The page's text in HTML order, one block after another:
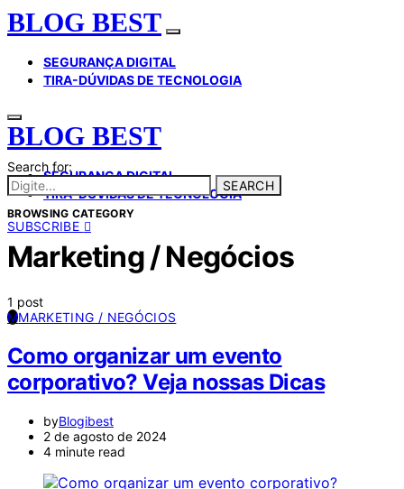
BLOG BEST
SEGURANÇA DIGITAL
TIRA-DÚVIDAS DE TECNOLOGIA
BLOG BEST
SEGURANÇA DIGITAL
TIRA-DÚVIDAS DE TECNOLOGIA
SUBSCRIBE
Search for:
SEARCH
BROWSING CATEGORY
Marketing / Negócios
1 post
MMARKETING / NEGÓCIOS
Como organizar um evento
corporativo? Veja nossas Dicas
byBlogibest
2 de agosto de 2024
4 minute read